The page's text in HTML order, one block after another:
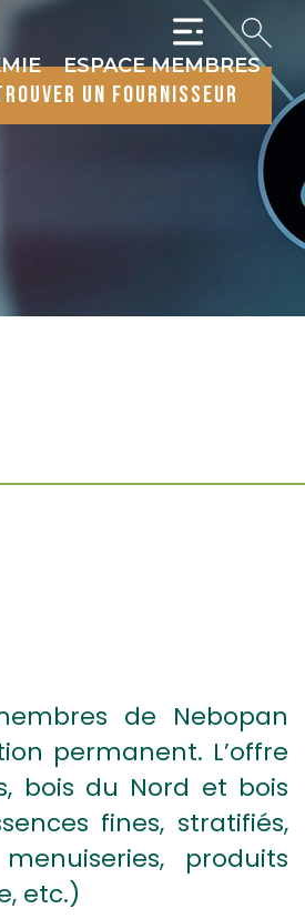
ESPACE MEMBRES
un fournisseur
de Nebopan
permanent. L’offre
bois du Nord et bois
fines, stratifiés,
produits
etc.)